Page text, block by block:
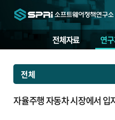
전체자료 연
전체
자율주행 자동차 시장에서 입